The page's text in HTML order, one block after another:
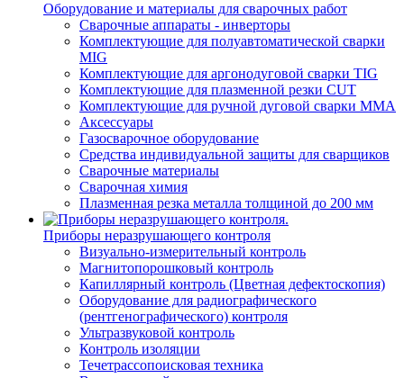
Оборудование и материалы для сварочных работ
Сварочные аппараты - инверторы
Комплектующие для полуавтоматической сварки
MIG
Комплектующие для аргонодуговой сварки TIG
Комплектующие для плазменной резки CUT
Комплектующие для ручной дуговой сварки MMA
Аксессуары
Газосварочное оборудование
Средства индивидуальной защиты для сварщиков
Сварочные материалы
Сварочная химия
Плазменная резка металла толщиной до 200 мм
Приборы неразрушающего контроля
Визуально-измерительный контроль
Магнитопорошковый контроль
Капиллярный контроль (Цветная дефектоскопия)
Оборудование для радиографического
(рентгенографического) контроля
Ультразвуковой контроль
Контроль изоляции
Течетрассопоисковая техника